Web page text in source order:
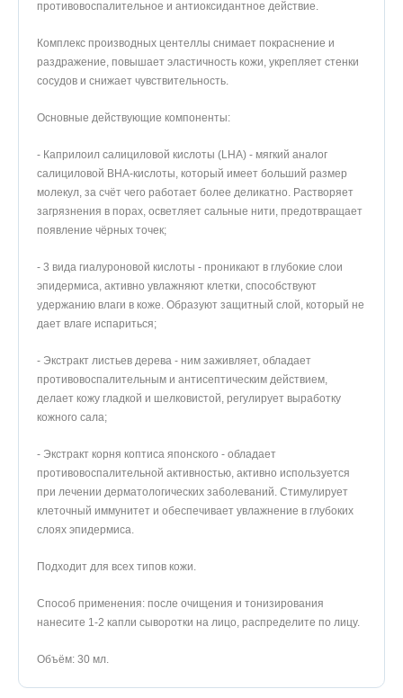
противовоспалительное и антиоксидантное действие.
Комплекс производных центеллы снимает покраснение и
раздражение, повышает эластичность кожи, укрепляет стенки
сосудов и снижает чувствительность.
Основные действующие компоненты:
- Каприлоил салициловой кислоты (LHA) - мягкий аналог
салициловой BHA-кислоты, который имеет больший размер
молекул, за счёт чего работает более деликатно. Растворяет
загрязнения в порах, осветляет сальные нити, предотвращает
появление чёрных точек;
- 3 вида гиалуроновой кислоты - проникают в глубокие слои
эпидермиса, активно увлажняют клетки, способствуют
удержанию влаги в коже. Образуют защитный слой, который не
дает влаге испариться;
- Экстракт листьев дерева - ним заживляет, обладает
противовоспалительным и антисептическим действием,
делает кожу гладкой и шелковистой, регулирует выработку
кожного сала;
- Экстракт корня коптиса японского - обладает
противовоспалительной активностью, активно используется
при лечении дерматологических заболеваний. Стимулирует
клеточный иммунитет и обеспечивает увлажнение в глубоких
слоях эпидермиса.
Подходит для всех типов кожи.
Способ применения: после очищения и тонизирования
нанесите 1-2 капли сыворотки на лицо, распределите по лицу.
Объём: 30 мл.